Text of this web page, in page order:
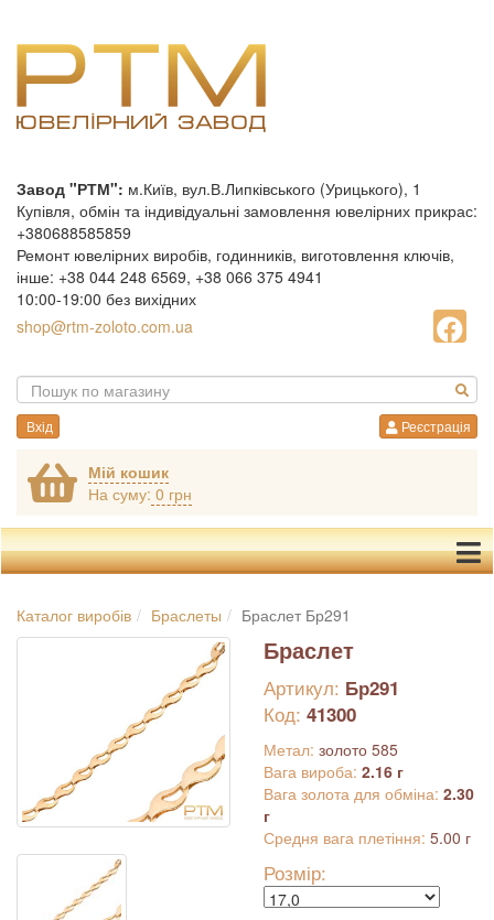
Завод "РТМ": м.Київ, вул.В.Липківського (Урицького), 1
Купівля, обмін та індивідуальні замовлення ювелірних прикрас:
+380688585859
Ремонт ювелірних виробів, годинників, виготовлення ключів,
інше: +38 044 248 6569, +38 066 375 4941
10:00-19:00 без вихідних
shop@rtm-zoloto.com.ua
Вхід Реєстрація
Мій кошик
На суму: 0 грн
Каталог виробів Браслеты Браслет Бр291
Браслет
Артикул: Бр291
Код: 41300
Метал: золото 585
Вага вироба: 2.16 г
Вага золота для обміна: 2.30
г
Средня вага плетіння: 5.00 г
Розмір: